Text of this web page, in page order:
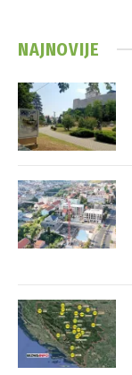
NAJNOVIJE